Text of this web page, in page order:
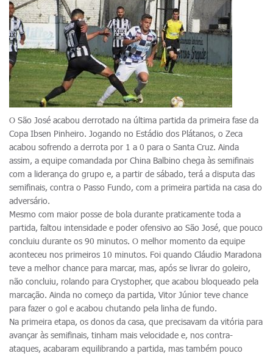
O São José acabou derrotado na última partida da primeira fase da
Copa Ibsen Pinheiro. Jogando no Estádio dos Plátanos, o Zeca
acabou sofrendo a derrota por 1 a 0 para o Santa Cruz. Ainda
assim, a equipe comandada por China Balbino chega às semifinais
com a liderança do grupo e, a partir de sábado, terá a disputa das
semifinais, contra o Passo Fundo, com a primeira partida na casa do
adversário.
Mesmo com maior posse de bola durante praticamente toda a
partida, faltou intensidade e poder ofensivo ao São José, que pouco
concluiu durante os 90 minutos. O melhor momento da equipe
aconteceu nos primeiros 10 minutos. Foi quando Cláudio Maradona
teve a melhor chance para marcar, mas, após se livrar do goleiro,
não concluiu, rolando para Crystopher, que acabou bloqueado pela
marcação. Ainda no começo da partida, Vitor Júnior teve chance
para fazer o gol e acabou chutando pela linha de fundo.
Na primeira etapa, os donos da casa, que precisavam da vitória para
avançar às semifinais, tinham mais velocidade e, nos contra-
ataques, acabaram equilibrando a partida, mas também pouco